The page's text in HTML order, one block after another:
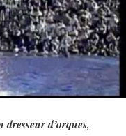
d’orques,